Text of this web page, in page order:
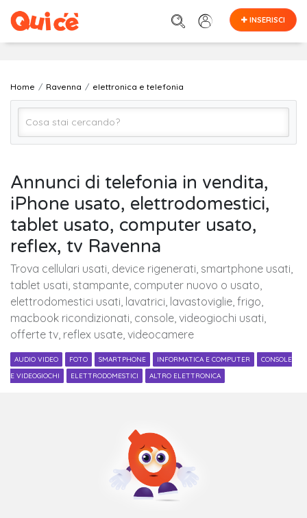
INSERISCI
Home Ravenna elettronica e telefonia
Ravenna
Cerca
Annunci di telefonia in vendita,
iPhone usato, elettrodomestici,
tablet usato, computer usato,
reflex, tv Ravenna
Trova cellulari usati, device rigenerati, smartphone usati,
tablet usati, stampante, computer nuovo o usato,
elettrodomestici usati, lavatrici, lavastoviglie, frigo,
macbook ricondizionati, console, videogiochi usati,
offerte tv, reflex usate, videocamere
AUDIO VIDEO FOTO SMARTPHONE INFORMATICA E COMPUTER
CONSOLE
E VIDEOGIOCHI
ELETTRODOMESTICI ALTRO ELETTRONICA